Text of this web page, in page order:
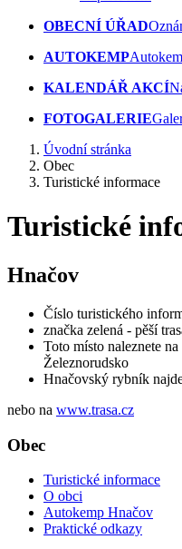
OBECNÍ ÚŘAD
AUTOKEMP
KALENDÁŘ AKCÍ
FOTOGALERIE
Úvodní stránka
Obec
Turistické informace
Turistické
Hnačov
Číslo turistického
značka zelená - pěší
Toto místo naleznete
Železnorudsko
Hnačovský rybník
nebo na www.trasa.cz
Obec
Turistické informace
O obci
Autokemp Hnačov
Praktické odkazy